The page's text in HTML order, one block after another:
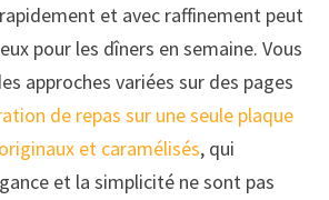
et avec raffinement peut
pour les dîners en semaine. Vous
approches variées sur des pages
de repas sur une seule plaque
et caramélisés, qui
et la simplicité ne sont pas